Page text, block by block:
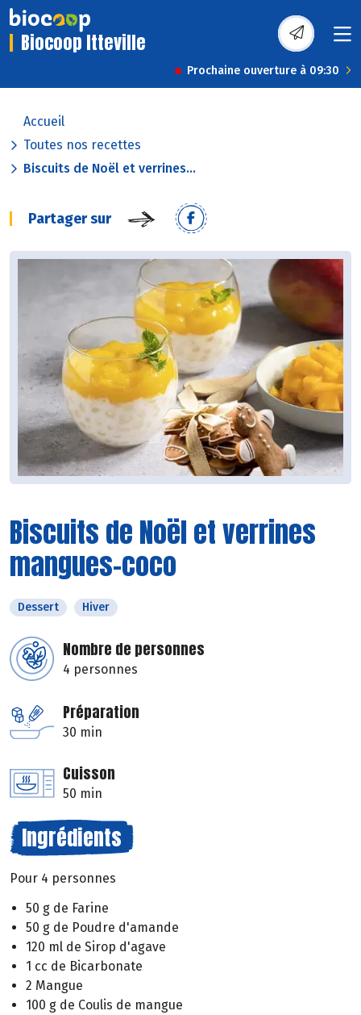
Biocoop Itteville
Prochaine ouverture à 09:30
Accueil
Toutes nos recettes
Biscuits de Noël et verrines...
Partager sur
Biscuits de Noël et verrines
mangues-coco
Dessert Hiver
Nombre de personnes
4 personnes
Préparation
30 min
Cuisson
50 min
Ingrédients
Pour 4 personnes
50 g de Farine
50 g de Poudre d'amande
120 ml de Sirop d'agave
1 cc de Bicarbonate
2 Mangue
100 g de Coulis de mangue